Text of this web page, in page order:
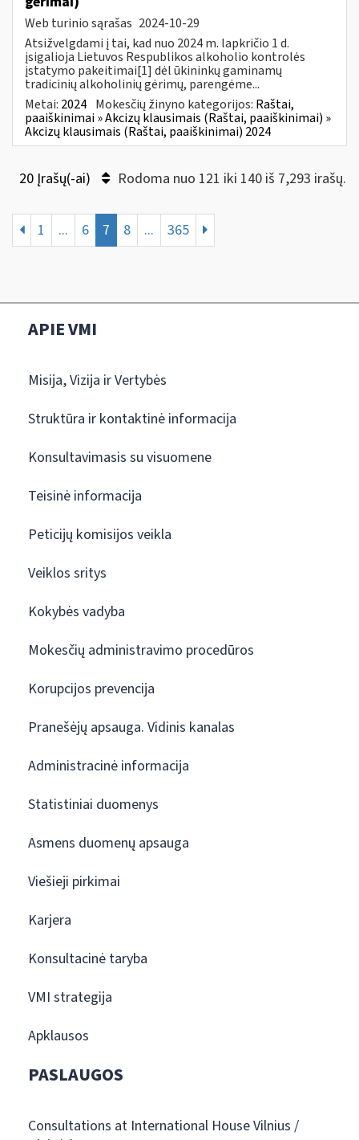
Web turinio sąrašas 2024-10-29
Atsižvelgdami į tai, kad nuo 2024 m. lapkričio 1 d.
įsigalioja Lietuvos Respublikos alkoholio kontrolės
įstatymo pakeitimai[1] dėl ūkininkų gaminamų
tradicinių alkoholinių gėrimų, parengėme...
Metai: 2024 Mokesčių žinyno kategorijos: Raštai,
paaiškinimai » Akcizų klausimais (Raštai, paaiškinimai) »
Akcizų klausimais (Raštai, paaiškinimai) 2024
20 Įrašų(-ai) Rodoma nuo 121 iki 140 iš 7,293 irašų.
1 ... 6 7 8 ... 365
APIE VMI
Misija, Vizija ir Vertybės
Struktūra ir kontaktinė informacija
Konsultavimasis su visuomene
Teisinė informacija
Peticijų komisijos veikla
Veiklos sritys
Kokybės vadyba
Mokesčių administravimo procedūros
Korupcijos prevencija
Pranešėjų apsauga. Vidinis kanalas
Administracinė informacija
Statistiniai duomenys
Asmens duomenų apsauga
Viešieji pirkimai
Karjera
Konsultacinė taryba
VMI strategija
Apklausos
PASLAUGOS
Consultations at International House Vilnius /